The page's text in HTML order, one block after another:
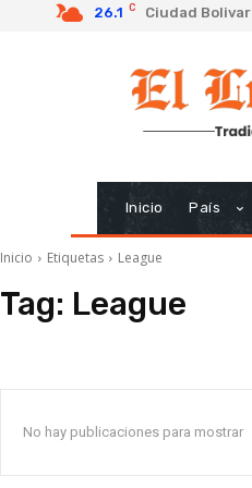
26.1 C Ciudad Bolivar
Inicio País
Inicio Etiquetas League
Tag: League
No hay publicaciones para mostrar